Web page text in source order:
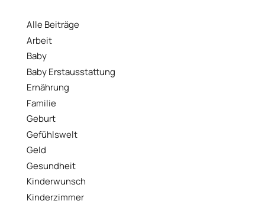
Alle Beiträge
Arbeit
Baby
Baby Erstausstattung
Ernährung
Familie
Geburt
Gefühlswelt
Geld
Gesundheit
Kinderwunsch
Kinderzimmer